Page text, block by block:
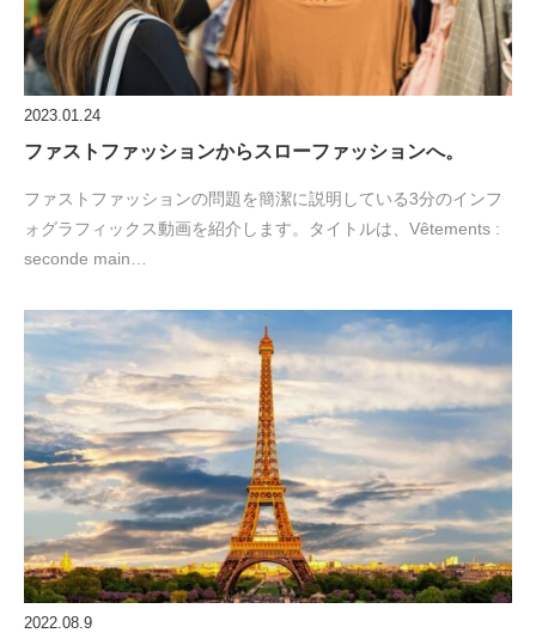
2023.01.24
ファストファッションからスローファッションへ。
ファストファッションの問題を簡潔に説明している3分のインフ
ォグラフィックス動画を紹介します。タイトルは、Vêtements :
seconde main…
2022.08.9